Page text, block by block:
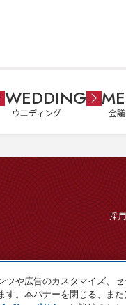
WEDDING
ウエディング 会
採
ツや広告のカスタマイズ、
。本バナーを閉じる、また